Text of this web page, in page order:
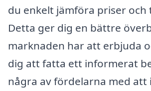
du enkelt jämföra priser och
Detta ger dig en bättre
marknaden har att erbjuda
dig att fatta ett informerat
några av fördelarna med att